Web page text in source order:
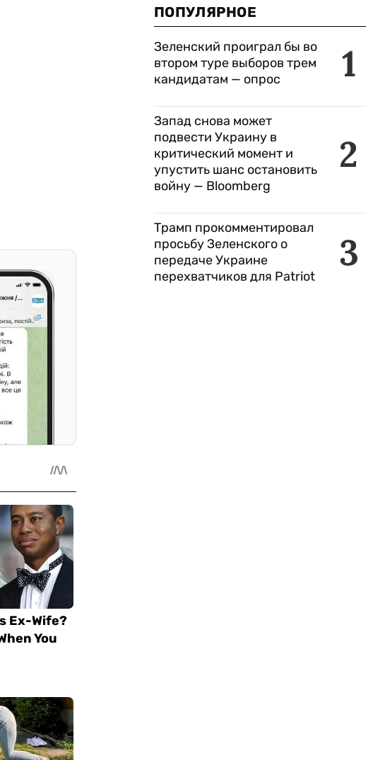
ПОПУЛЯРНОЕ
1
Зеленский проиграл бы во
втором туре выборов трем
кандидатам — опрос
2
Запад снова может
подвести Украину в
критический момент и
упустить шанс остановить
войну — Bloomberg
3
Трамп прокомментировал
просьбу Зеленского о
передаче Украине
перехватчиков для Patriot